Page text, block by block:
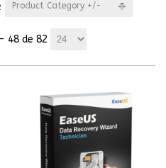
Product Category +/-
48 de 82